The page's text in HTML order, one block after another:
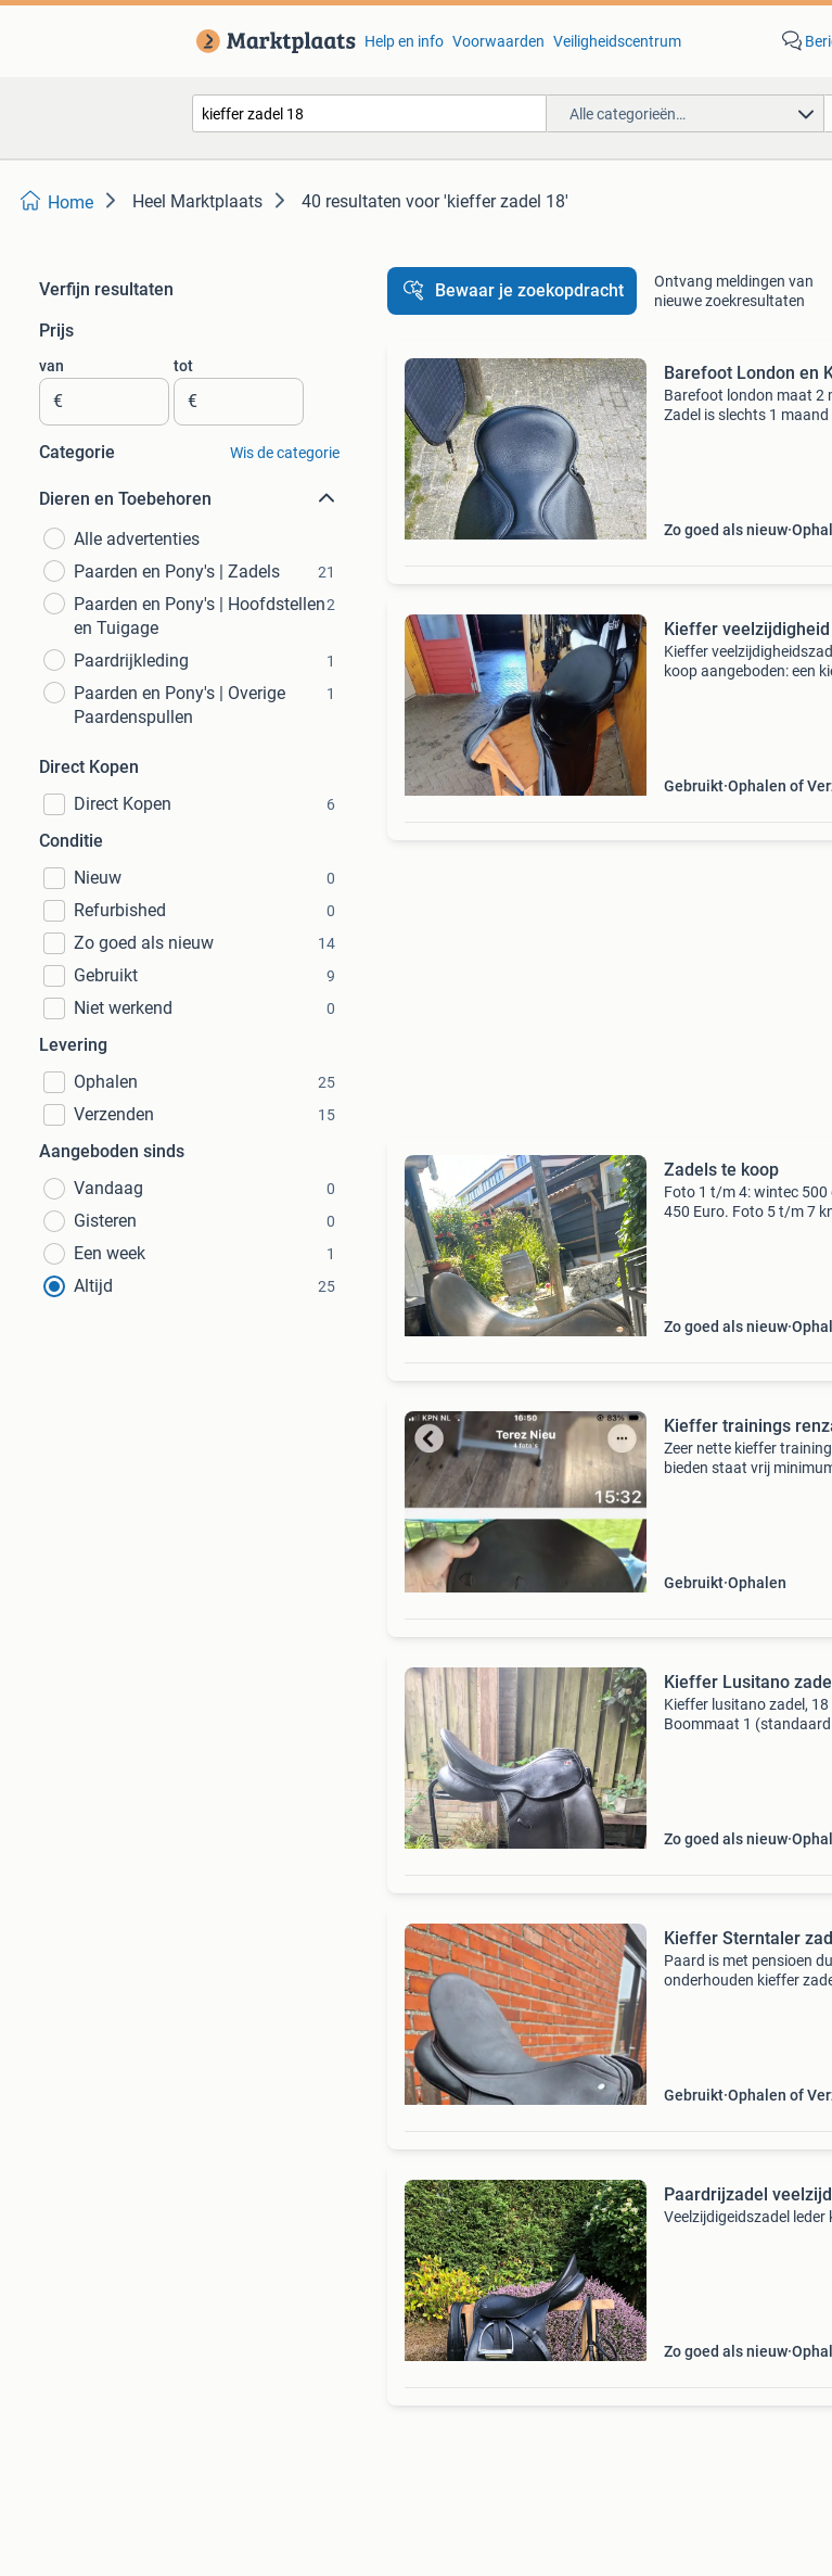
Help en info Voorwaarden Veiligheidscentrum
Alle categorieën…
Home Heel Marktplaats 40 resultaten voor 'kieffer zadel 18'
Verfijn resultaten
Prijs
van
€
tot
€
Categorie Wis de categorie
Dieren en Toebehoren
Alle advertenties
Paarden en Pony's | Zadels
21
Paarden en Pony's | Hoofdstellen
en Tuigage
2
Paardrijkleding 1
Paarden en Pony's | Overige
Paardenspullen
1
Direct Kopen
Direct Kopen
6
Conditie
Nieuw
0
Refurbished 0
Zo goed als nieuw 14
Gebruikt 9
Niet werkend 0
Levering
Ophalen
25
Verzenden 15
Aangeboden sinds
Vandaag
0
Gisteren 0
Een week 1
Altijd 25
Bewaar je zoekopdracht
Ontvang meldingen van
nieuwe zoekresultaten
Barefoot London en
Barefoot london maat 2
Zadel is slechts 1
Zo goed als nieuw
Kieffer
Kieffer
koop aangeboden: een
Gebruikt Ophalen of
Zadels te koop
Foto 1 t/m 4: wintec 500
450 Euro. Foto 5 t/m 7
Zo goed als nieuw
Kieffer trainings
Zeer nette kieffer
bieden staat vrij
Gebruikt Ophalen
Kieffer Lusitano
Kieffer lusitano zadel,
Boommaat 1
Zo goed als nieuw
Kieffer Sterntaler
Paard is met pensioen
onderhouden kieffer
Gebruikt Ophalen of
Paardrijzadel
Veelzijdigeidszadel leder
Zo goed als nieuw